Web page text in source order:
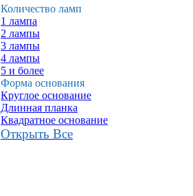
Количество ламп
1 лампа
2 лампы
3 лампы
4 лампы
5 и более
Форма основания
Круглое основание
Длинная планка
Квадратное основание
Открыть Все